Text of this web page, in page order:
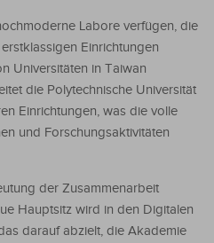
Labore verfügen, die
Einrichtungen
Universitäten in Taiwan
die Polytechnische Universität
Einrichtungen, was die volle
und Forschungsaktivitäten
der Zusammenarbeit
Hauptsitz wird in den Digitalen
darauf abzielt, die Akademie